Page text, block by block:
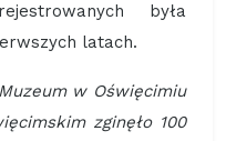
była
latach.
w Oświęcimiu
zginęło 100